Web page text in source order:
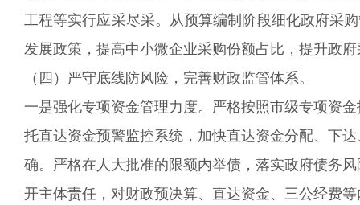
工程等实行应采尽采。从预算编制阶段细化政府采
发展政策，提高中小微企业采购份额占比，提升政
（四） 严守底线防风险 ， 完善财政监管体系。
一是强化专项资金管理力度。严格按照市级专项资
托直达资金预警监控系统，加快直达资金分配、下
确。严格在人大批准的限额内举债， 落实政府债务
开主体责任，对财政预决算、直达资金、三公经费